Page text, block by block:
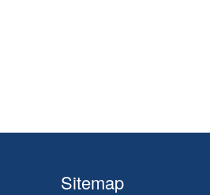
Sitemap